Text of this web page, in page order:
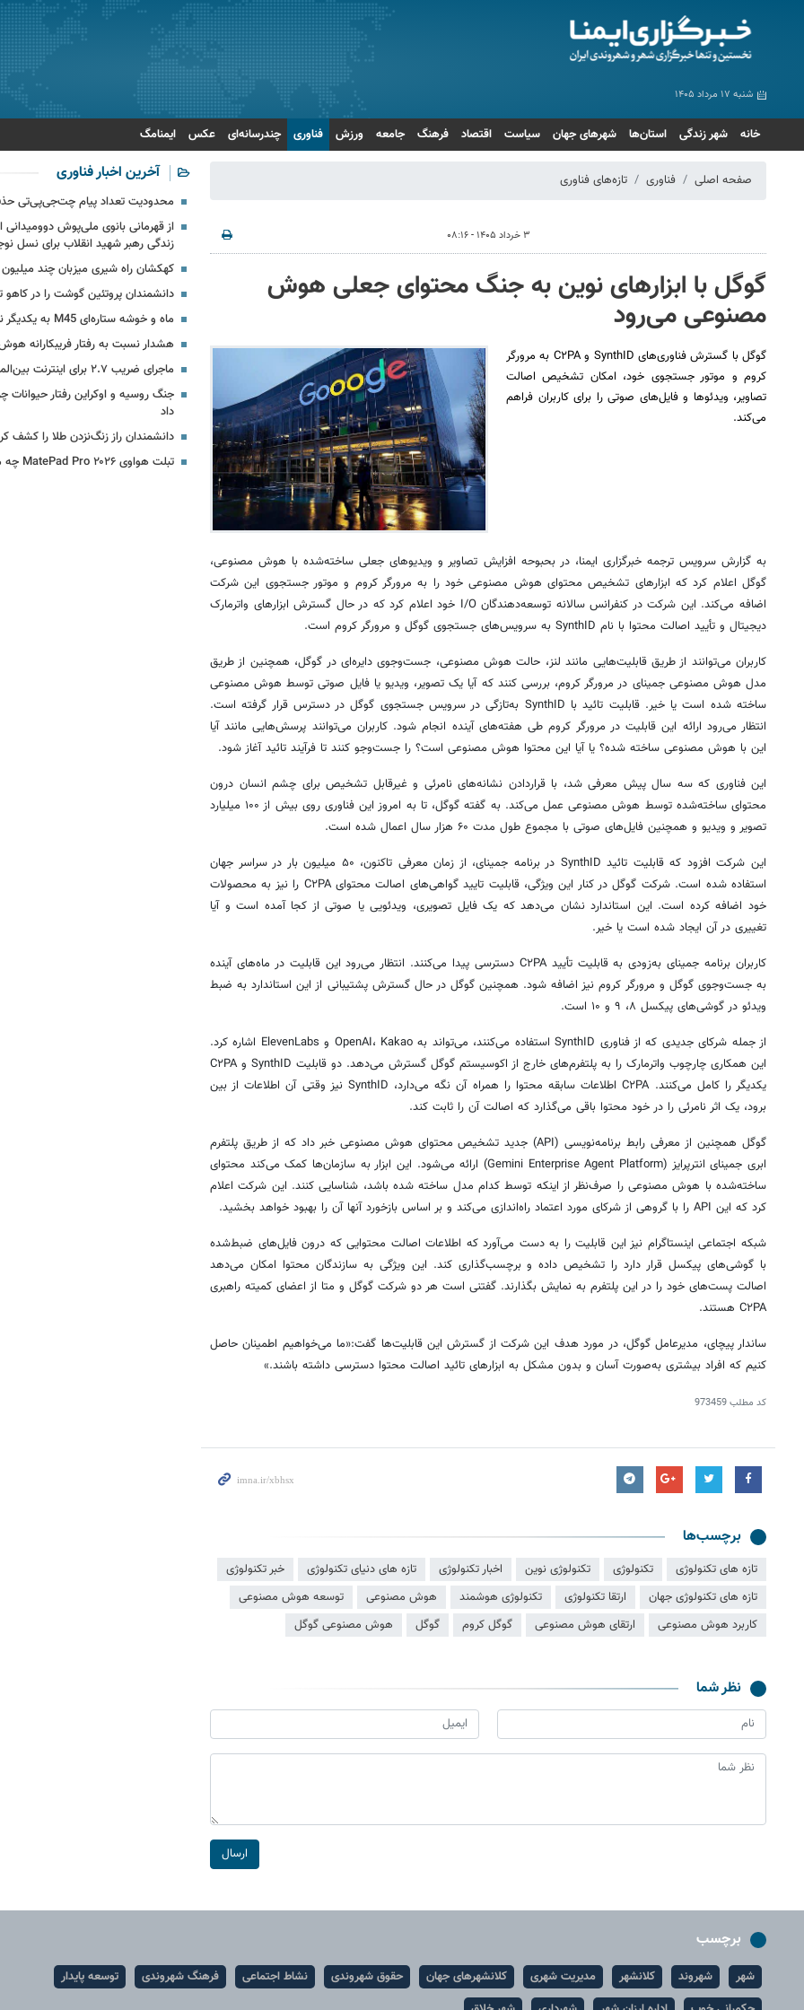
شنبه ۱۷ مرداد ۱۴۰۵
خانه شهر زندگی استان‌ها شهرهای جهان سیاست اقتصاد فرهنگ جامعه ورزش فناوری چندرسانه‌ای عکس ایمنامگ
صفحه اصلی فناوری تازه‌های فناوری
۳ خرداد ۱۴۰۵ - ۰۸:۱۶
گوگل با ابزارهای نوین به جنگ محتوای جعلی هوش
مصنوعی می‌رود
گوگل با گسترش فناوری‌های SynthID و C۲PA به مرورگر
کروم و موتور جستجوی خود، امکان تشخیص اصالت
تصاویر، ویدئوها و فایل‌های صوتی را برای کاربران فراهم
می‌کند.
به گزارش سرویس ترجمه خبرگزاری ایمنا، در بحبوحه افزایش تصاویر و ویدیوهای جعلی ساخته‌شده با هوش مصنوعی،
گوگل اعلام کرد که ابزارهای تشخیص محتوای هوش مصنوعی خود را به مرورگر کروم و موتور جستجوی این شرکت
اضافه می‌کند. این شرکت در کنفرانس سالانه توسعه‌دهندگان I/O خود اعلام کرد که در حال گسترش ابزارهای واترمارک
دیجیتال و تأیید اصالت محتوا با نام SynthID به سرویس‌های جستجوی گوگل و مرورگر کروم است.
کاربران می‌توانند از طریق قابلیت‌هایی مانند لنز، حالت هوش مصنوعی، جست‌وجوی دایره‌ای در گوگل، همچنین از طریق
مدل هوش مصنوعی جمینای در مرورگر کروم، بررسی کنند که آیا یک تصویر، ویدیو یا فایل صوتی توسط هوش مصنوعی
ساخته شده است یا خیر. قابلیت تائید با SynthID به‌تازگی در سرویس جستجوی گوگل در دسترس قرار گرفته است.
انتظار می‌رود ارائه این قابلیت در مرورگر کروم طی هفته‌های آینده انجام شود. کاربران می‌توانند پرسش‌هایی مانند آیا
این با هوش مصنوعی ساخته شده؟ یا آیا این محتوا هوش مصنوعی است؟ را جست‌وجو کنند تا فرآیند تائید آغاز شود.
این فناوری که سه سال پیش معرفی شد، با قراردادن نشانه‌های نامرئی و غیرقابل تشخیص برای چشم انسان درون
محتوای ساخته‌شده توسط هوش مصنوعی عمل می‌کند. به گفته گوگل، تا به امروز این فناوری روی بیش از ۱۰۰ میلیارد
تصویر و ویدیو و همچنین فایل‌های صوتی با مجموع طول مدت ۶۰ هزار سال اعمال شده است.
این شرکت افزود که قابلیت تائید SynthID در برنامه جمینای، از زمان معرفی تاکنون، ۵۰ میلیون بار در سراسر جهان
استفاده شده است. شرکت گوگل در کنار این ویژگی، قابلیت تایید گواهی‌های اصالت محتوای C۲PA را نیز به محصولات
خود اضافه کرده است. این استاندارد نشان می‌دهد که یک فایل تصویری، ویدئویی یا صوتی از کجا آمده است و آیا
تغییری در آن ایجاد شده است یا خیر.
کاربران برنامه جمینای به‌زودی به قابلیت تأیید C۲PA دسترسی پیدا می‌کنند. انتظار می‌رود این قابلیت در ماه‌های آینده
به جست‌وجوی گوگل و مرورگر کروم نیز اضافه شود. همچنین گوگل در حال گسترش پشتیبانی از این استاندارد به ضبط
ویدئو در گوشی‌های پیکسل ۸، ۹ و ۱۰ است.
از جمله شرکای جدیدی که از فناوری SynthID استفاده می‌کنند، می‌تواند به OpenAI، Kakao و ElevenLabs اشاره کرد.
این همکاری چارچوب واترمارک را به پلتفرم‌های خارج از اکوسیستم گوگل گسترش می‌دهد. دو قابلیت SynthID و C۲PA
یکدیگر را کامل می‌کنند. C۲PA اطلاعات سابقه محتوا را همراه آن نگه می‌دارد، SynthID نیز وقتی آن اطلاعات از بین
برود، یک اثر نامرئی را در خود محتوا باقی می‌گذارد که اصالت آن را ثابت کند.
گوگل همچنین از معرفی رابط برنامه‌نویسی (API) جدید تشخیص محتوای هوش مصنوعی خبر داد که از طریق پلتفرم
ابری جمینای انترپرایز (Gemini Enterprise Agent Platform) ارائه می‌شود. این ابزار به سازمان‌ها کمک می‌کند محتوای
ساخته‌شده با هوش مصنوعی را صرف‌نظر از اینکه توسط کدام مدل ساخته شده باشد، شناسایی کنند. این شرکت اعلام
کرد که این API را با گروهی از شرکای مورد اعتماد راه‌اندازی می‌کند و بر اساس بازخورد آنها آن را بهبود خواهد بخشید.
شبکه اجتماعی اینستاگرام نیز این قابلیت را به دست می‌آورد که اطلاعات اصالت محتوایی که درون فایل‌های ضبط‌شده
با گوشی‌های پیکسل قرار دارد را تشخیص داده و برچسب‌گذاری کند. این ویژگی به سازندگان محتوا امکان می‌دهد
اصالت پست‌های خود را در این پلتفرم به نمایش بگذارند. گفتنی است هر دو شرکت گوگل و متا از اعضای کمیته راهبری
C۲PA هستند.
ساندار پیچای، مدیرعامل گوگل، در مورد هدف این شرکت از گسترش این قابلیت‌ها گفت:«ما می‌خواهیم اطمینان حاصل
کنیم که افراد بیشتری به‌صورت آسان و بدون مشکل به ابزارهای تائید اصالت محتوا دسترسی داشته باشند.»
کد مطلب973459
برچسب‌ها
تازه های تکنولوژی تکنولوژی تکنولوژی نوین اخبار تکنولوژی تازه های دنیای تکنولوژی
خبر تکنولوژی
تازه های تکنولوژی جهان
ارتقا تکنولوژی تکنولوژی هوشمند هوش مصنوعی
توسعه هوش مصنوعی
کاربرد هوش مصنوعی
ارتقای هوش مصنوعی گوگل کروم گوگل هوش مصنوعی گوگل
نظر شما
ارسال
آخرین اخبار فناوری
محدودیت تعداد پیام چت‌جی‌پی‌تی
از قهرمانی بانوی ملی‌پوش دوومیدانی
زندگی رهبر شهید انقلاب برای نسل
کهکشان راه شیری میزبان چند
دانشمندان پروتئین گوشت را در کاهو
ماه و خوشه ستاره‌ای M45 به یکدیگر نزدیک می‏‌شوند
هشدار نسبت به رفتار فریبکارانه
ماجرای ضریب ۲.۷ برای اینترنت بین‌الملل چیست؟
جنگ روسیه و اوکراین رفتار حیوانات
داد
دانشمندان راز زنگ‌نزدن طلا را کشف
تبلت هواوی MatePad Pro ۲۰۲۶ چه مشخصاتی دارد؟
برچسب
شهر شهروند کلانشهر مدیریت شهری کلانشهرهای جهان حقوق شهروندی نشاط اجتماعی فرهنگ شهروندی
توسعه پایدار